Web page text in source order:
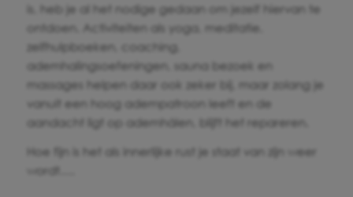
is, heb je al het nodige gedaan om jezelf hiervan te
ontdoen. Activiteiten als yoga, meditatie,
zelfhulpboeken, coaching,
ademhalingsoefeningen, sauna bezoek en
massages helpen daar ook zeker bij, maar zolang je
vanuit een hoog adempatroon leeft en de
aandacht ligt op ademhálen, blijft het repareren.
Hoe fijn is het als innerlijke rust je staat van zijn weer
wordt….